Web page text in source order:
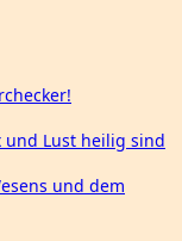
und Lust heilig sind
und dem